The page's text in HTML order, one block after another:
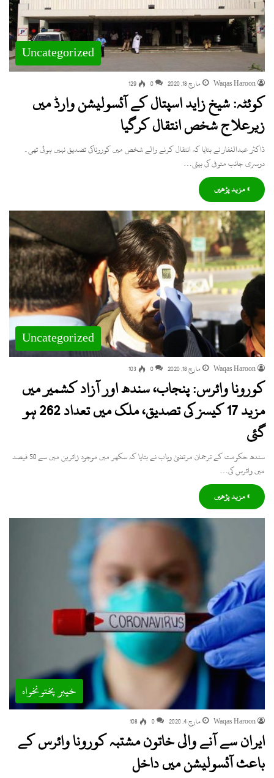
Uncategorized
Waqas Haroon مارچ 18, 2020 0
129
کوئٹہ: شیخ زاید اسپتال کے آئسولیشن وارڈ میں
زیرعلاج شخص انتقال کرگیا
ڈاکٹر عبدالغفار نے بتایا کہ انتقال کرنے والے شخص میں کوروناکی تصدیق نہیں ہوئی تھی۔
دوسری جانب متوفی کی بیٹی…
» مزید پڑھیں
Uncategorized
Waqas Haroon مارچ 18, 2020 0
103
کورونا وائرس: پنجاب، سندھ اور آزاد کشمیر میں
مزید 17 کیسز کی تصدیق، ملک میں تعداد 262 ہو
گئی
سندھ حکومت کے ترجمان مرتضیٰ وہاب نے بتایا کہ سکھر میں موجود زائرین میں سے 50 فیصد
میں وائرس کی…
» مزید پڑھیں
خیبر پختونخواہ
Waqas Haroon مارچ 4, 2020 0
108
ایران سے آنے والی خاتون مشتبہ کورونا وائرس کے
باعث آئسولیشن میں داخل